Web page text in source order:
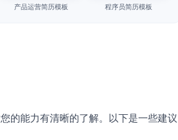
产品运营简历模板 程序员简历模板
的能力有清晰的了解。以下是一些建议